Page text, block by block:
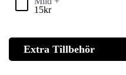
15kr
Extra Tillbehör